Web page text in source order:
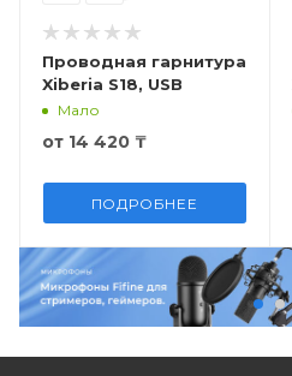
Проводная гарнитура
Xiberia S18, USB
Мало
от 14 420 ₸
ПОДРОБНЕЕ